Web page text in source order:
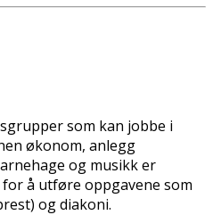
som kan jobbe i
økonom, anlegg
og musikk er
å utføre oppgavene som
og diakoni.